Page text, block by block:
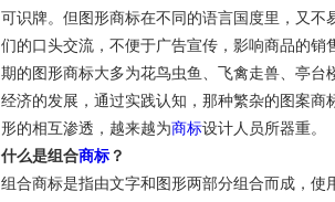
可识牌。但图形商标在不同的语言国度里，又
们的口头交流，不便于广告宣传，影响商品的
期的图形商标大多为花鸟虫鱼、飞禽走兽、亭
经济的发展，通过实践认知，那种繁杂的图案
形的相互渗透，越来越为商标设计人员所器重。
什么是组合商标 ？
组合商标是指由文字和图形两部分组合而成，使